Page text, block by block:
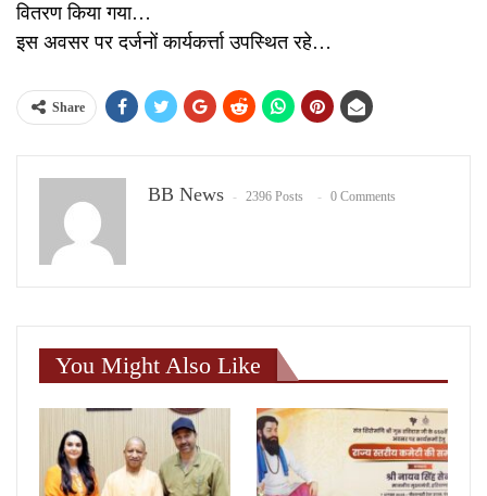
वितरण किया गया…
इस अवसर पर दर्जनों कार्यकर्त्ता उपस्थित रहे…
Share
BB News 2396 Posts 0 Comments
You Might Also Like